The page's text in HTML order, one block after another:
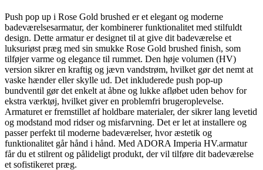
Push pop up i Rose Gold brushed er et elegant og moderne
badeværelsesarmatur, der kombinerer funktionalitet med stilfuldt
design. Dette armatur er designet til at give dit badeværelse et
luksuriøst præg med sin smukke Rose Gold brushed finish, som
tilføjer varme og elegance til rummet. Den høje volumen (HV)
version sikrer en kraftig og jævn vandstrøm, hvilket gør det nemt at
vaske hænder eller skylle ud. Det inkluderede push pop-up
bundventil gør det enkelt at åbne og lukke afløbet uden behov for
ekstra værktøj, hvilket giver en problemfri brugeroplevelse.
Armaturet er fremstillet af holdbare materialer, der sikrer lang levetid
og modstand mod ridser og misfarvning. Det er let at installere og
passer perfekt til moderne badeværelser, hvor æstetik og
funktionalitet går hånd i hånd. Med ADORA Imperia HV.armatur
får du et stilrent og pålideligt produkt, der vil tilføre dit badeværelse
et sofistikeret præg.